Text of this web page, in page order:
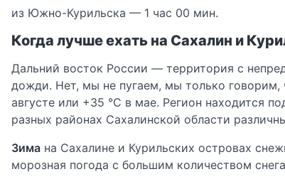
из Южно-Курильска — 1 час 00 мин.
Когда лучше ехать на Сахалин и
Дальний восток России — территория c
дожди. Нет, мы не пугаем, мы только говорим,
августе или +35 °C в мае. Регион находится
разных районах Сахалинской области
Зима на Сахалине и Курильских островах
морозная погода с большим количеством